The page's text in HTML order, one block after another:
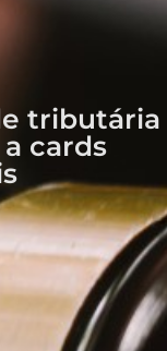
tributária
cards